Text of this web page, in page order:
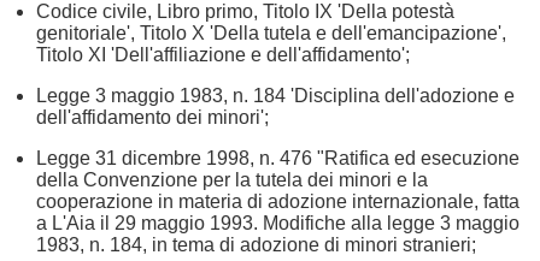
Codice civile, Libro primo, Titolo IX 'Della potestà
genitoriale', Titolo X 'Della tutela e dell'emancipazione',
Titolo XI 'Dell'affiliazione e dell'affidamento';
Legge 3 maggio 1983, n. 184 'Disciplina dell'adozione e
dell'affidamento dei minori';
Legge 31 dicembre 1998, n. 476 "Ratifica ed esecuzione
della Convenzione per la tutela dei minori e la
cooperazione in materia di adozione internazionale, fatta
a L'Aia il 29 maggio 1993. Modifiche alla legge 3 maggio
1983, n. 184, in tema di adozione di minori stranieri;